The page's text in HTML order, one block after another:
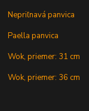
Nepriľnavá panvica
Paella panvica
Wok, priemer: 31 cm
Wok, priemer: 36 cm